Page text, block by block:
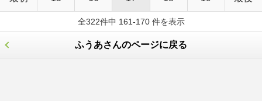
全322件中 161-170 件を表示
ふうあさんのページに戻る